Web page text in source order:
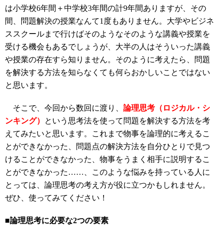
は小学校6年間＋中学校3年間の計9年間ありますが、その
間、問題解決の授業なんて1度もありません。大学やビジネ
ススクールまで行けばそのようなそのような講義や授業を
受ける機会もあるでしょうが、大半の人はそういった講義
や授業の存在すら知りません。そのように考えたら、問題
を解決する方法を知らなくても何らおかしいことではない
と思います。
そこで、今回から数回に渡り、 論理思考（ロジカル・シ
ンキング）
という思考法を使って問題を解決する方法を考
えてみたいと思います。これまで物事を論理的に考えるこ
とができなかった、問題点の解決方法を自分ひとりで見つ
けることができなかった、物事をうまく相手に説明するこ
とができなかった……、このような悩みを持っている人に
とっては、論理思考の考え方が役に立つかもしれません。
ぜひ、使ってみてください！
■論理思考に必要な2つの要素